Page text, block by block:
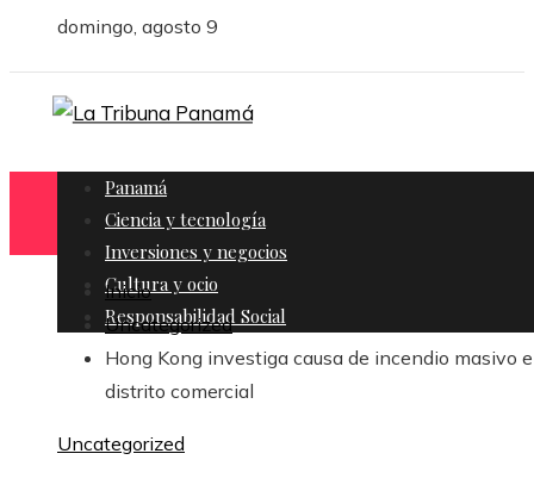
domingo, agosto 9
Panamá
Ciencia y tecnología
Inversiones y negocios
Cultura y ocio
Responsabilidad Social
Inicio
Uncategorized
Hong Kong investiga causa de incendio masivo
distrito comercial
Uncategorized